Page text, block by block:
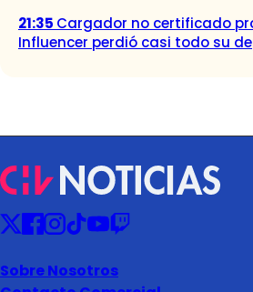
21:35 Cargador no certificado
Influencer perdió casi todo su
Sobre Nosotros